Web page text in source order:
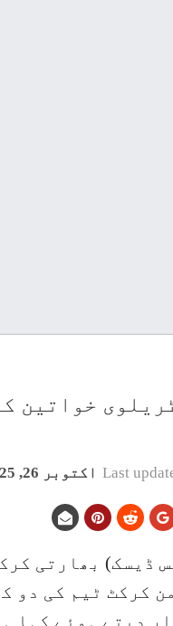
خواتین
Last اکتوبر 26, 2025
ڈیسک) بھارتی
کرکٹ ٹیم کی دو
دیتے ہوئے کہا